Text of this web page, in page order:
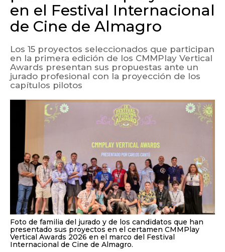
en el Festival Internacional
de Cine de Almagro
Los 15 proyectos seleccionados que participan
en la primera edición de los CMMPlay Vertical
Awards presentan sus propuestas ante un
jurado profesional con la proyección de los
capítulos pilotos
Foto de familia del jurado y de los candidatos que han
presentado sus proyectos en el certamen CMMPlay
Vertical Awards 2026 en el marco del Festival
Internacional de Cine de Almagro.